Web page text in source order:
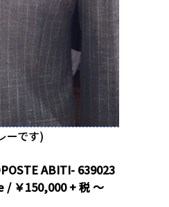
ーです)
ABITI- 639023
￥150,000 + 税 ～